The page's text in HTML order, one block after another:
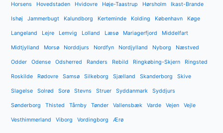
Horsens Hovedstaden Hvidovre Høje-Taastrup Hørsholm Ikast-Brande
Ishøj Jammerbugt Kalundborg Kerteminde Kolding København Køge
Langeland Lejre Lemvig Lolland Læsø Mariagerfjord Middelfart
Midtjylland Morsø Norddjurs Nordfyn Nordjylland Nyborg Næstved
Odder Odense Odsherred Randers Rebild Ringkøbing-Skjern Ringsted
Roskilde Rødovre Samsø Silkeborg Sjælland Skanderborg Skive
Slagelse Solrød Sorø Stevns Struer Syddanmark Syddjurs
Sønderborg Thisted Tårnby Tønder Vallensbæk Varde Vejen Vejle
Vesthimmerland Viborg Vordingborg Ærø